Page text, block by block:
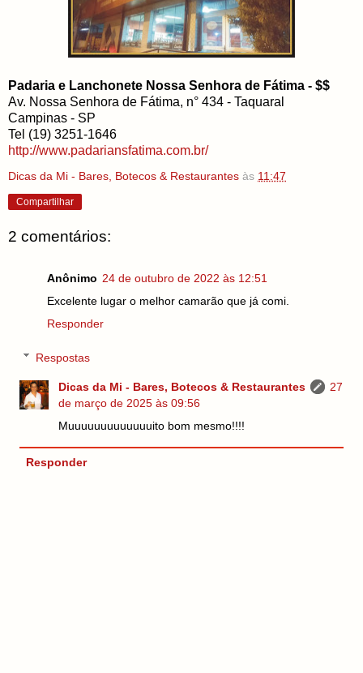
Padaria e Lanchonete Nossa Senhora de Fátima - $$
Av. Nossa Senhora de Fátima, n° 434 - Taquaral
Campinas - SP
Tel (19) 3251-1646
http://www.padariansfatima.com.br/
Dicas da Mi - Bares, Botecos & Restaurantes às 11:47
Compartilhar
2 comentários:
Anônimo 24 de outubro de 2022 às 12:51
Excelente lugar o melhor camarão que já comi.
Responder
Respostas
Dicas da Mi - Bares, Botecos & Restaurantes
27
de março de 2025 às 09:56
Muuuuuuuuuuuuuito bom mesmo!!!!
Responder